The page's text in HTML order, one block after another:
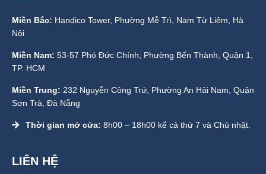
Miền Bắc: Handico Tower, Phường Mễ Trì, Nam Từ Liêm, Hà
Nội
Miền Nam: 53-57 Phó Đức Chính, Phường Bến Thành, Quận 1,
TP. HCM
Miền Trung: 232 Nguyễn Công Trứ, Phường An Hải Nam, Quận
Sơn Trà, Đà Nẵng
Thời gian mở cửa: 8h00 – 18h00 kể cả thứ 7 và Chủ nhật.
LIÊN HỆ